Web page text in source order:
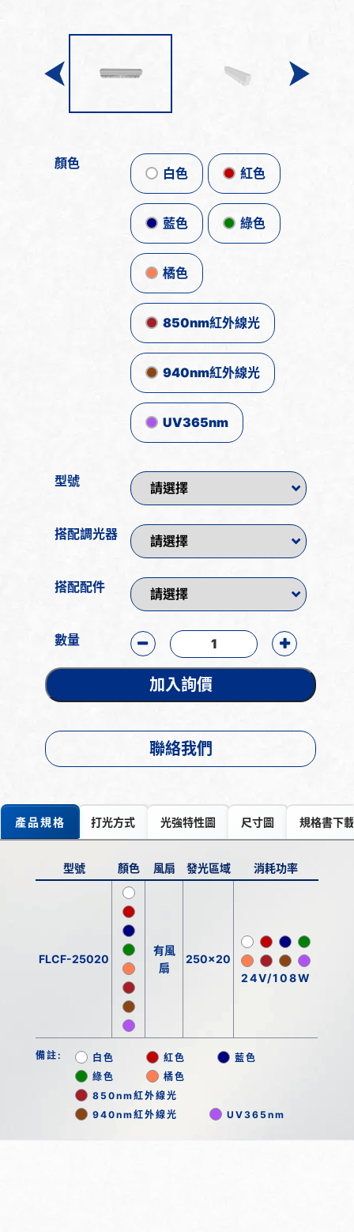
顏色
白色 紅色
藍色 綠色
橘色
850nm紅外線光
940nm紅外線光
UV365nm
型號
搭配調光器
搭配配件
數量
加入詢價
聯絡我們
產品規格 打光方式 光強特性圖 尺寸圖 規格書下載
型號 顏色 風扇 發光區域 消耗功率
FLCF-25020
有風
扇
250x20
24V/108W
備註: 白色 紅色
藍色
綠色
橘色
850nm紅外線光
940nm紅外線光
UV365nm